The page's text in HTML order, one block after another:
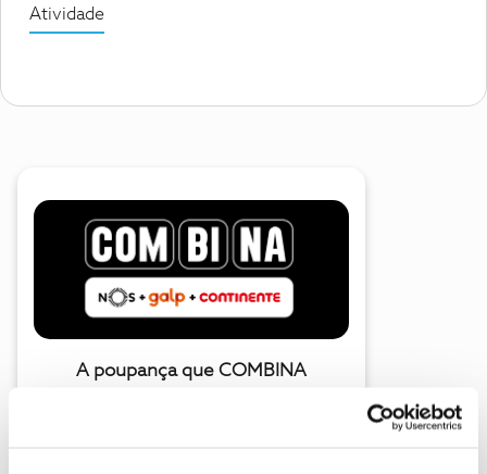
Atividade
A poupança que COMBINA